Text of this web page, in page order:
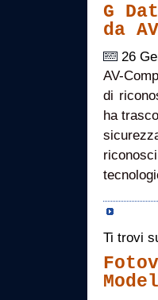
G
da
26
AV-
di
ha
Ti trovi